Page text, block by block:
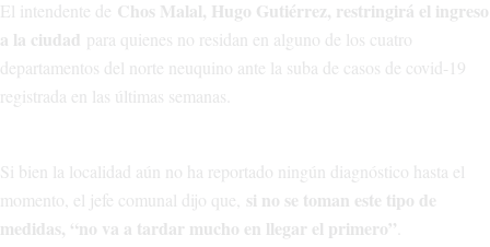
El intendente de Chos Malal, Hugo Gutiérrez, restringirá el ingreso
a la ciudad para quienes no residan en alguno de los cuatro
departamentos del norte neuquino ante la suba de casos de covid-19
registrada en las últimas semanas.
Si bien la localidad aún no ha reportado ningún diagnóstico hasta el
momento, el jefe comunal dijo que, si no se toman este tipo de
medidas, “no va a tardar mucho en llegar el primero”